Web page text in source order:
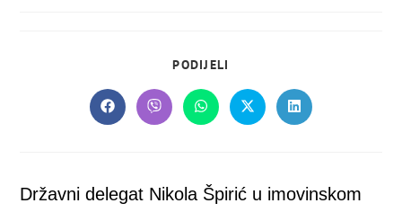
PODIJELI
CONTENT
Opens
in
Opens
in
Opens
in
Opens
in
Opens
in
Državni delegat Nikola Špirić u imovinskom